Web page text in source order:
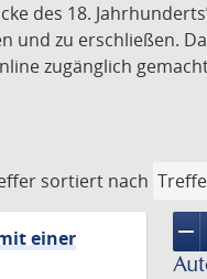
des 18.
und zu erschließen.
zugänglich
sortiert nach
remove
einer